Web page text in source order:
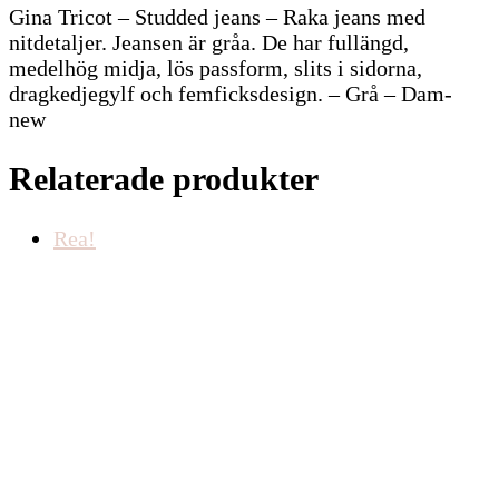
Gina Tricot – Studded jeans – Raka jeans med
nitdetaljer. Jeansen är gråa. De har fullängd,
medelhög midja, lös passform, slits i sidorna,
dragkedjegylf och femficksdesign. – Grå – Dam-
new
Relaterade produkter
Rea!